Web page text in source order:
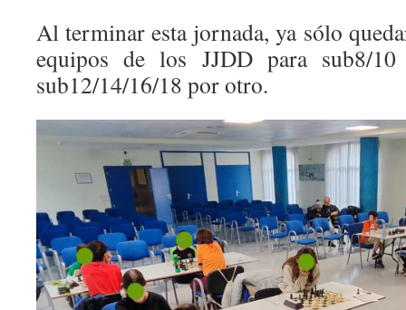
Al terminar esta jornada, ya sólo
equipos de los JJDD para sub8/
sub12/14/16/18 por otro.